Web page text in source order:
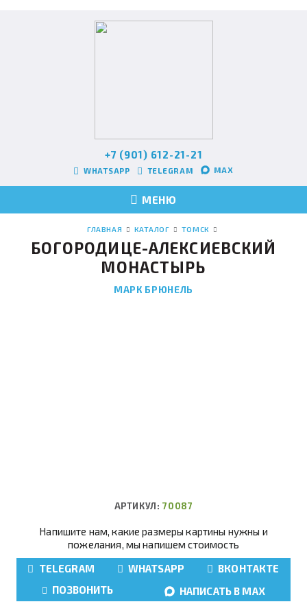
+7 (901) 612-21-21
WHATSAPP TELEGRAM MAX
МЕНЮ
ГЛАВНАЯ КАТАЛОГ ТОМСК
БОГОРОДИЦЕ-АЛЕКСИЕВСКИЙ
МОНАСТЫРЬ
МАРК БРЮНЕЛЬ
АРТИКУЛ:70087
Напишите нам, какие размеры картины нужны и
пожелания, мы напишем стоимость
TELEGRAM
WHATSAPP
ВКОНТАКТЕ
ПОЗВОНИТЬ
НАПИСАТЬ В MAX